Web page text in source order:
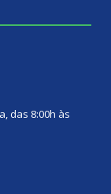
das 8:00h às